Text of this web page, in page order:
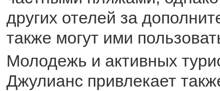
других отелей за
также могут ими
Молодежь и активных
Джулианс привлекает